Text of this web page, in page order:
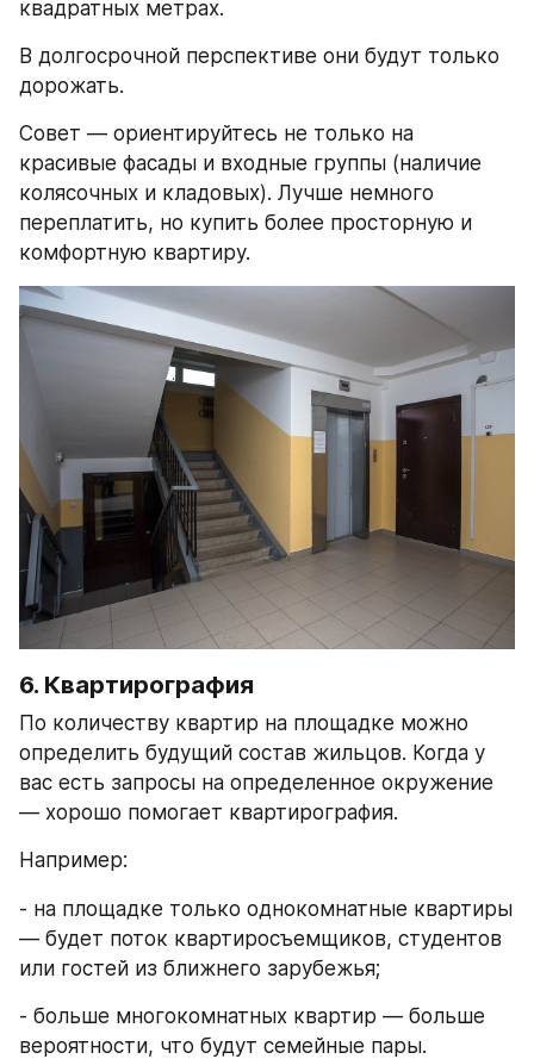
квадратных метрах.
В долгосрочной перспективе они будут только
дорожать.
Совет — ориентируйтесь не только на
красивые фасады и входные группы (наличие
колясочных и кладовых). Лучше немного
переплатить, но купить более просторную и
комфортную квартиру.
6. Квартирография
По количеству квартир на площадке можно
определить будущий состав жильцов. Когда у
вас есть запросы на определенное окружение
— хорошо помогает квартирография.
Например:
- на площадке только однокомнатные квартиры
— будет поток квартиросъемщиков, студентов
или гостей из ближнего зарубежья;
- больше многокомнатных квартир — больше
вероятности, что будут семейные пары.